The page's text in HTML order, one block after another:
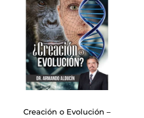
Creación o Evolución –